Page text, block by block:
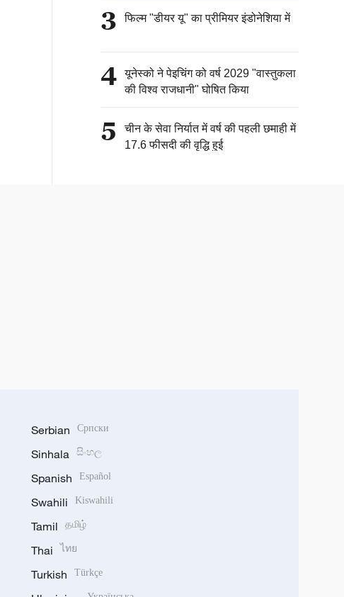
3 फिल्म "डीयर यू" का प्रीमियर इंडोनेशिया में
4
यूनेस्को ने पेइचिंग को वर्ष 2029 "वास्तुकला
की विश्व राजधानी" घोषित किया
5
चीन के सेवा निर्यात में वर्ष की पहली छमाही में
17.6 फीसदी की वृद्धि हुई
Serbian Српски
Sinhala සිංහල
Spanish Español
Swahili Kiswahili
Tamil தமிழ்
Thai ไทย
Turkish Türkçe